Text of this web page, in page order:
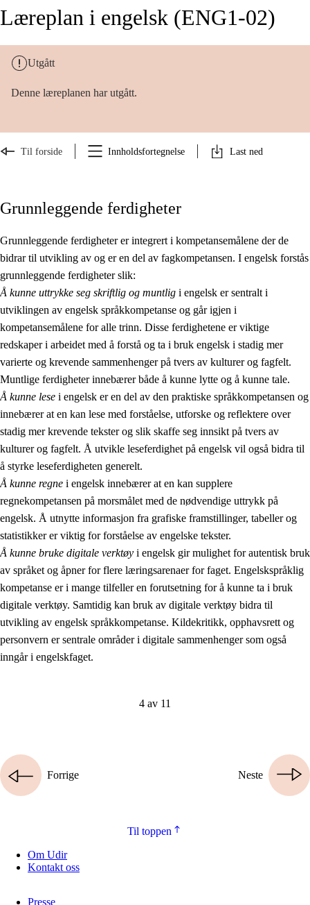
Læreplan i engelsk (ENG1-02)
Utgått
Denne læreplanen har utgått.
Til forside Innholdsfortegnelse Last ned
Grunnleggende ferdigheter
Grunnleggende ferdigheter er integrert i kompetansemålene der de
bidrar til utvikling av og er en del av fagkompetansen. I engelsk forstås
grunnleggende ferdigheter slik:
Å kunne uttrykke seg skriftlig og muntlig i engelsk er sentralt i
utviklingen av engelsk språkkompetanse og går igjen i
kompetansemålene for alle trinn. Disse ferdighetene er viktige
redskaper i arbeidet med å forstå og ta i bruk engelsk i stadig mer
varierte og krevende sammenhenger på tvers av kulturer og fagfelt.
Muntlige ferdigheter innebærer både å kunne lytte og å kunne tale.
Å kunne lese i engelsk er en del av den praktiske språkkompetansen og
innebærer at en kan lese med forståelse, utforske og reflektere over
stadig mer krevende tekster og slik skaffe seg innsikt på tvers av
kulturer og fagfelt. Å utvikle leseferdighet på engelsk vil også bidra til
å styrke leseferdigheten generelt.
Å kunne regne i engelsk innebærer at en kan supplere
regnekompetansen på morsmålet med de nødvendige uttrykk på
engelsk. Å utnytte informasjon fra grafiske framstillinger, tabeller og
statistikker er viktig for forståelse av engelske tekster.
Å kunne bruke digitale verktøy i engelsk gir mulighet for autentisk bruk
av språket og åpner for flere læringsarenaer for faget. Engelskspråklig
kompetanse er i mange tilfeller en forutsetning for å kunne ta i bruk
digitale verktøy. Samtidig kan bruk av digitale verktøy bidra til
utvikling av engelsk språkkompetanse. Kildekritikk, opphavsrett og
personvern er sentrale områder i digitale sammenhenger som også
inngår i engelskfaget.
4 av 11
Neste
Forrige
Til toppen
Om Udir
Kontakt oss
Presse